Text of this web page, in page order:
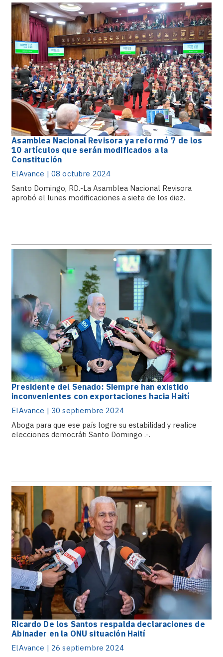
Asamblea Nacional Revisora ya reformó 7 de los
10 artículos que serán modificados a la
Constitución
ElAvance | 08 octubre 2024
Santo Domingo, RD.-La Asamblea Nacional Revisora
aprobó el lunes modificaciones a siete de los diez.
Presidente del Senado: Siempre han existido
inconvenientes con exportaciones hacia Haití
ElAvance | 30 septiembre 2024
Aboga para que ese país logre su estabilidad y realice
elecciones democráti Santo Domingo .-.
Ricardo De los Santos respalda declaraciones de
Abinader en la ONU situación Haití
ElAvance | 26 septiembre 2024